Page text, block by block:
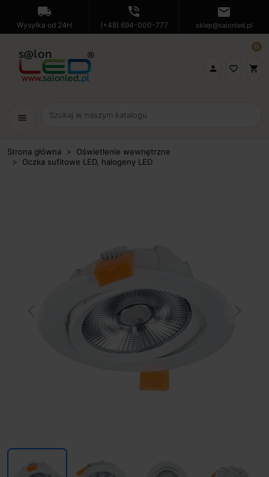
local_shipping
Wysyłka od 24H
phone_in_talk
(+48) 694-000-777
mail
sklep@salonled.pl
 favorite_border shopping_cart
0
menu
Strona główna
Oświetlenie wewnętrzne
Oczka sufitowe LED, halogeny LED